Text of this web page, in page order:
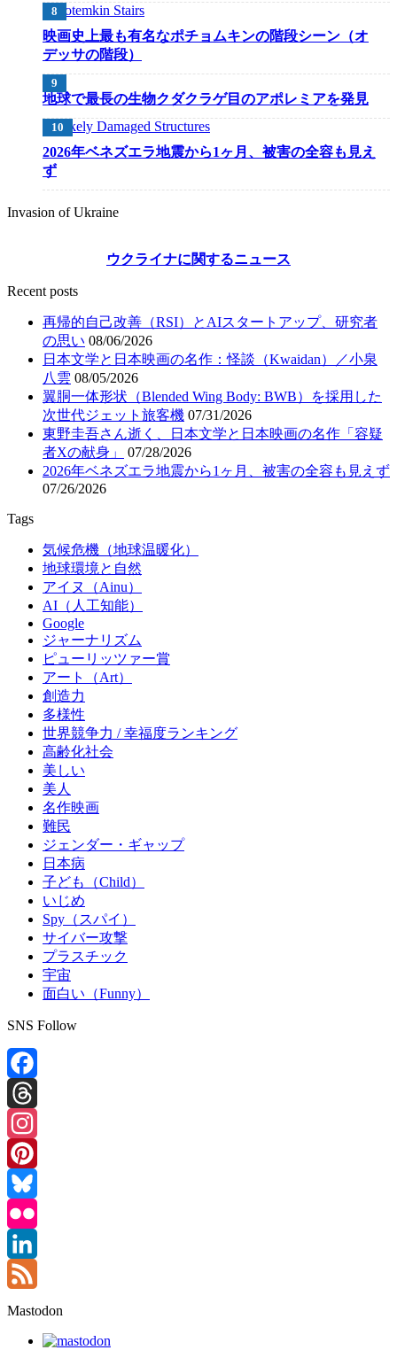
映画史上最も有名なポチョムキンの階段シーン（オ
デッサの階段）
地球で最長の生物クダクラゲ目のアポレミアを発見
2026年ベネズエラ地震から1ヶ月、被害の全容も見え
ず
Invasion of Ukraine
ウクライナに関するニュース
Recent posts
再帰的自己改善（RSI）とAIスタートアップ、研究者
の思い 08/06/2026
日本文学と日本映画の名作：怪談（Kwaidan）／小泉
八雲 08/05/2026
翼胴一体形状（Blended Wing Body: BWB）を採用した
次世代ジェット旅客機 07/31/2026
東野圭吾さん逝く、日本文学と日本映画の名作「容疑
者Xの献身」
07/28/2026
2026年ベネズエラ地震から1ヶ月、被害の全容も見えず
07/26/2026
Tags
気候危機（地球温暖化）
地球環境と自然
アイヌ（Ainu）
AI（人工知能）
Google
ジャーナリズム
ピューリッツァー賞
アート（Art）
創造力
多様性
世界競争力 / 幸福度ランキング
高齢化社会
美しい
美人
名作映画
難民
ジェンダー・ギャップ
日本病
子ども（Child）
いじめ
Spy（スパイ）
サイバー攻撃
プラスチック
宇宙
面白い（Funny）
SNS Follow
Facebook
Threads
Instagram
Pinterest
Bluesky
Flickr
LinkedIn
Feed
Mastodon